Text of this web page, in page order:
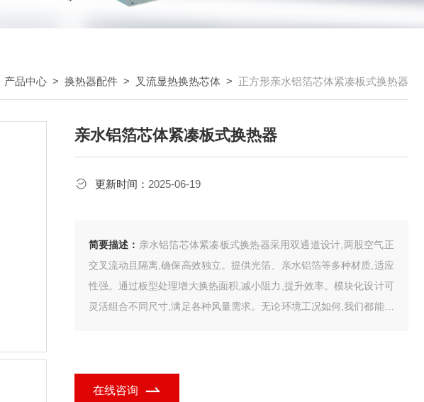
产品中心 > 换热器配件 > 叉流显热换热芯体 > 正方形亲水铝箔芯体紧凑板式换热器
亲水铝箔芯体紧凑板式换热器
更新时间： 2025-06-19
简要描述： 亲水铝箔芯体紧凑板式换热器采用双通道设计,两股空气正
交叉流动且隔离,确保高效独立。提供光箔、亲水铝箔等多种材质,适应
性强。通过板型处理增大换热面积,减小阻力,提升效率。模块化设计可
灵活组合不同尺寸,满足各种风量需求。无论环境工况如何,我们都能为
在线咨询